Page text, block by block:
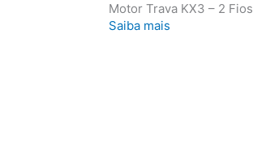
Motor Trava KX3 – 2 Fios
Saiba mais